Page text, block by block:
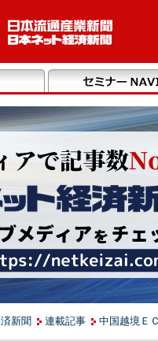
新聞 連載記事 中国越境Ｅ